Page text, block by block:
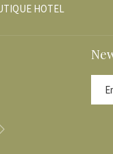
HOTEL
NEUEN
FENSTER